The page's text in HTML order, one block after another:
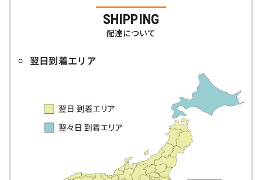
SHIPPING
配達について
翌日到着エリア